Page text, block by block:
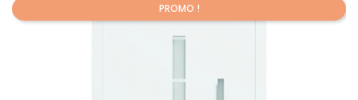
PROMO !
Promo !